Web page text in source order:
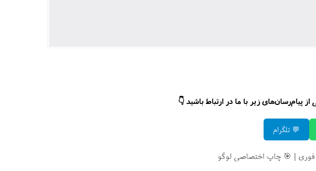
زیر با ما در ارتباط باشید 👇
💬 تلگرام
| 🎯 چاپ اختصاصی لوگو